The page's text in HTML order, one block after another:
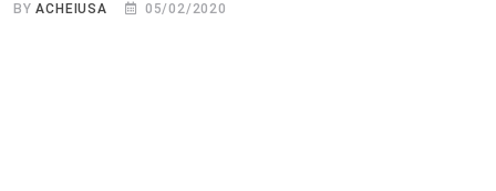
BYACHEIUSA 05/02/2020